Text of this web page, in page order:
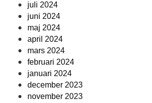
juli 2024
juni 2024
maj 2024
april 2024
mars 2024
februari 2024
januari 2024
december 2023
november 2023